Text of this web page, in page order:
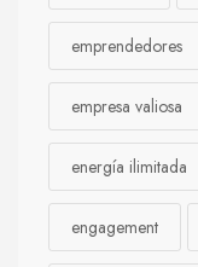
emprendedores
empresa valiosa
energía ilimitada
engagement